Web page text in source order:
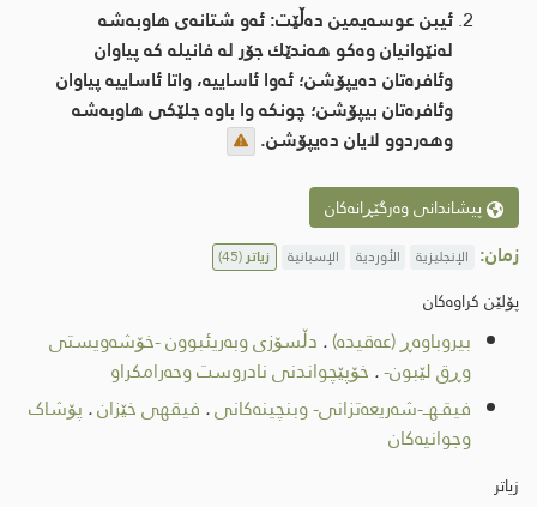
ئیبن عوسەیمین دەڵێت: ئەو شتانەی هاوبەشە
لەنێوانیان وەكو هەندێك جۆر لە فانیلە كە پیاوان
وئافرەتان دەیپۆشن؛ ئەوا ئاساییە، واتا ئاساییە پیاوان
وئافرەتان بیپۆشن؛ چونكە وا باوە جلێكی هاوبەشە
وهەردوو لایان دەیپۆشن.
پیشاندانی وەرگێڕانەکان
زمان: الإنجليزية الأوردية الإسبانية زیاتر(45)
پۆلێن کراوەکان
بیروباوەڕ (عەقیدە). دڵسۆزی وبەریئبوون -خۆشەویستی
وڕق لێبون-. خۆپێچواندنی نادروست وحەرامكراو
فیقـهــ-شەریعەتزانی- وبنچینەکانی. فیقهی خێزان. پۆشاک
وجوانیەکان
زیاتر